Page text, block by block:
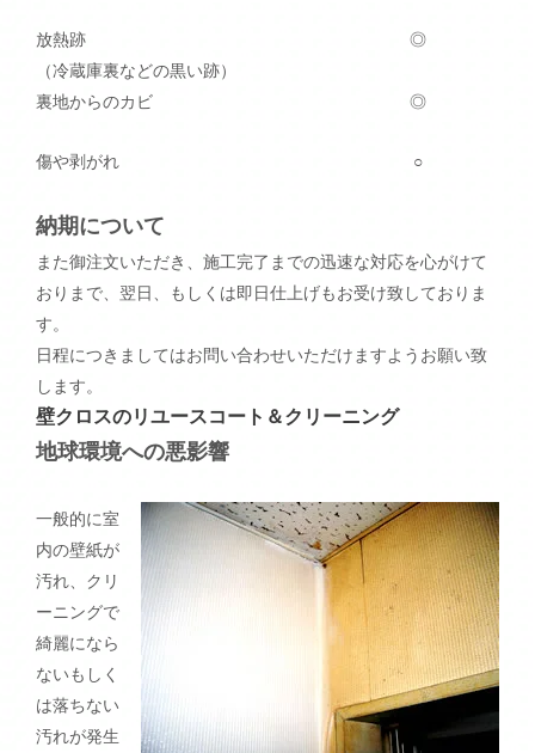
放熱跡
（冷蔵庫裏などの黒い跡）
◎
裏地からのカビ ◎
傷や剥がれ ○
納期について
また御注文いただき、施工完了までの迅速な対応を心がけて
おりまで、翌日、もしくは即日仕上げもお受け致しておりま
す。
日程につきましてはお問い合わせいただけますようお願い致
します。
壁クロスのリユースコート＆クリーニング
地球環境への悪影響
一般的に室
内の壁紙が
汚れ、クリ
ーニングで
綺麗になら
ないもしく
は落ちない
汚れが発生